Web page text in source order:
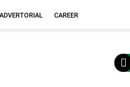
ADVERTORIAL CAREER